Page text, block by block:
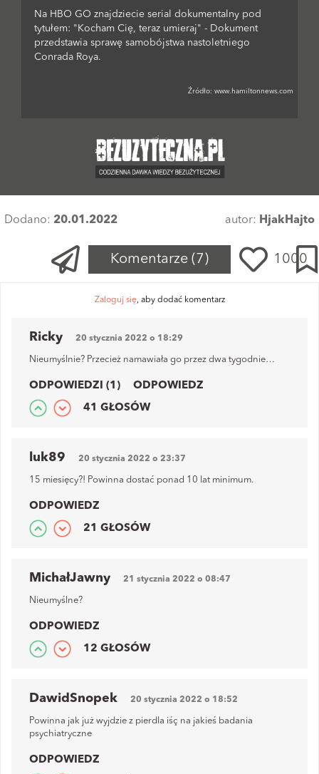
Na HBO GO znajdziecie serial dokumentalny pod
tytułem: "Kocham Cię, teraz umieraj" - Dokument
przedstawia sprawę samobójstwa nastoletniego
Conrada Roya.
Źródło: www.hamiltonnews.com
Dodano: 20.01.2022 autor: HjakHajto
Komentarze (7) 1000
Zaloguj się, aby dodać komentarz
Ricky 20 stycznia 2022 o 18:29
Nieumyślnie? Przecież namawiała go przez dwa tygodnie…
ODPOWIEDZI (1) ODPOWIEDZ
41 GŁOSÓW
luk89 20 stycznia 2022 o 23:37
15 miesięcy?! Powinna dostać ponad 10 lat minimum.
ODPOWIEDZ
21 GŁOSÓW
MichałJawny 21 stycznia 2022 o 08:47
Nieumyślne?
ODPOWIEDZ
12 GŁOSÓW
DawidSnopek 20 stycznia 2022 o 18:52
Powinna jak już wyjdzie z pierdla iśç na jakieś badania
psychiatryczne
ODPOWIEDZ